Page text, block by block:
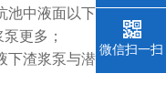
池中液面以下；
更多；
下渣浆泵与潜水
微信扫一扫